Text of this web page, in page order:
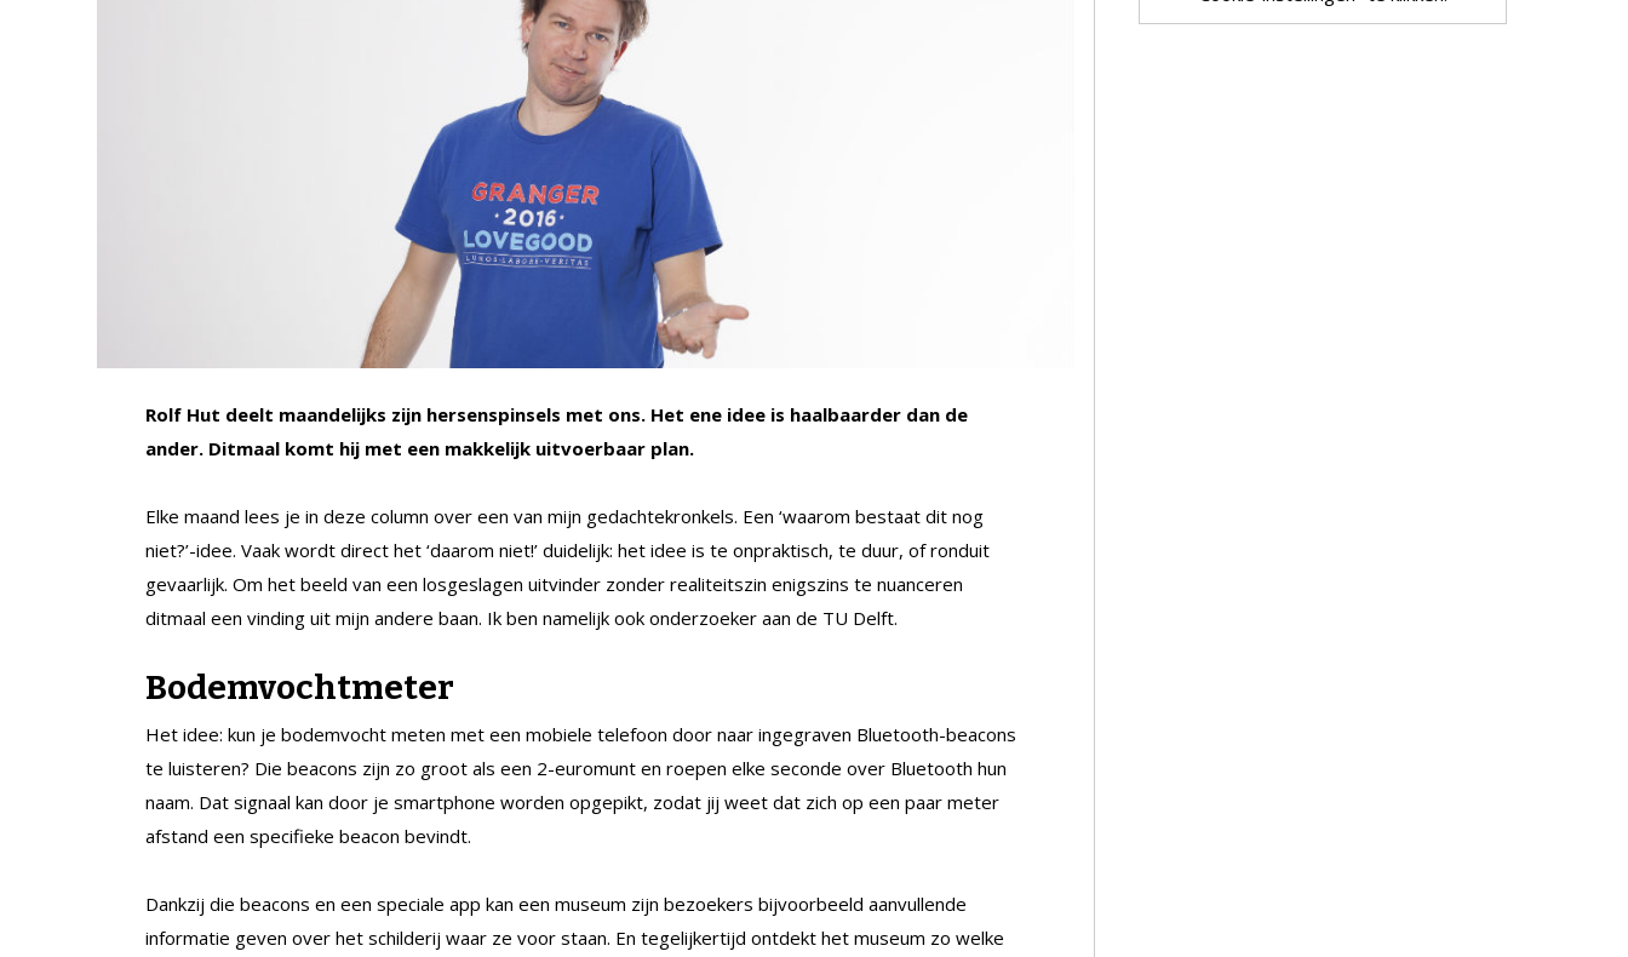
Rolf Hut deelt maandelijks zijn hersenspinsels met ons. Het ene idee is haalbaarder dan de
ander. Ditmaal komt hij met een makkelijk uitvoerbaar plan.
Elke maand lees je in deze column over een van mijn gedachtekronkels. Een ‘waarom bestaat dit nog
niet?’-idee. Vaak wordt direct het ‘daarom niet!’ duidelijk: het idee is te onpraktisch, te duur, of ronduit
gevaarlijk. Om het beeld van een losgeslagen uitvinder zonder realiteitszin enigszins te nuanceren
ditmaal een vinding uit mijn andere baan. Ik ben namelijk ook onderzoeker aan de TU Delft.
Bodemvochtmeter
Het idee: kun je bodemvocht meten met een mobiele telefoon door naar ingegraven Bluetooth-beacons
te luisteren? Die beacons zijn zo groot als een 2-euromunt en roepen elke seconde over Bluetooth hun
naam. Dat signaal kan door je smartphone worden opgepikt, zodat jij weet dat zich op een paar meter
afstand een specifieke beacon bevindt.
Dankzij die beacons en een speciale app kan een museum zijn bezoekers bijvoorbeeld aanvullende
informatie geven over het schilderij waar ze voor staan. En tegelijkertijd ontdekt het museum zo welke